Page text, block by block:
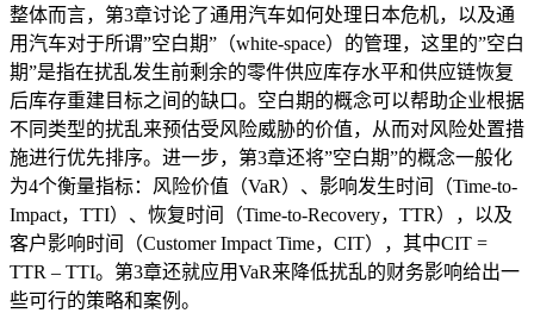
整体而言，第3章讨论了通用汽车如何处理日本危机，以及通
用汽车对于所谓”空白期”（white-space）的管理，这里的”空白
期”是指在扰乱发生前剩余的零件供应库存水平和供应链恢复
后库存重建目标之间的缺口。空白期的概念可以帮助企业根据
不同类型的扰乱来预估受风险威胁的价值，从而对风险处置措
施进行优先排序。进一步，第3章还将”空白期”的概念一般化
为4个衡量指标：风险价值（VaR）、影响发生时间（Time-to-
Impact，TTI）、恢复时间（Time-to-Recovery，TTR），以及
客户影响时间（Customer Impact Time，CIT），其中CIT =
TTR – TTI。第3章还就应用VaR来降低扰乱的财务影响给出一
些可行的策略和案例。